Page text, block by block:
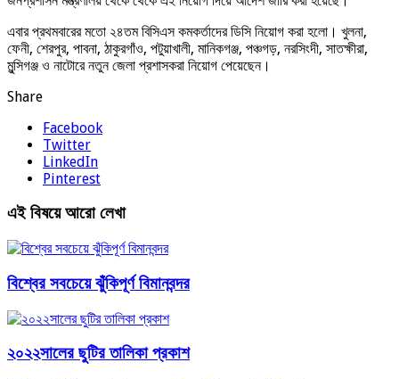
এবার প্রথমবারের মতো ২৪তম বিসিএস কমকর্তাদের ডিসি নিয়োগ করা হলো। খুলনা,
ফেনী, শেরপুর, পাবনা, ঠাকুরগাঁও, পটুয়াখালী, মানিকগঞ্জ, পঞ্চগড়, নরসিংদী, সাতক্ষীরা,
মুন্সিগঞ্জ ও নাটোরে নতুন জেলা প্রশাসকরা নিয়োগ পেয়েছেন।
Share
Facebook
Twitter
LinkedIn
Pinterest
এই বিষয়ে আরো লেখা
বিশ্বের সবচেয়ে ঝুঁকিপূর্ণ বিমানবন্দর
২০২২সালের ছুটির তালিকা প্রকাশ